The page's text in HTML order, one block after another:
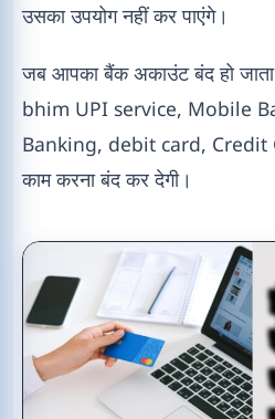
उसका उपयोग नहीं कर पाएंगे।
जब आपका बैंक अकाउंट बंद हो
bhim UPI service, Mobile
Banking, debit card, Credit
काम करना बंद कर देगी।